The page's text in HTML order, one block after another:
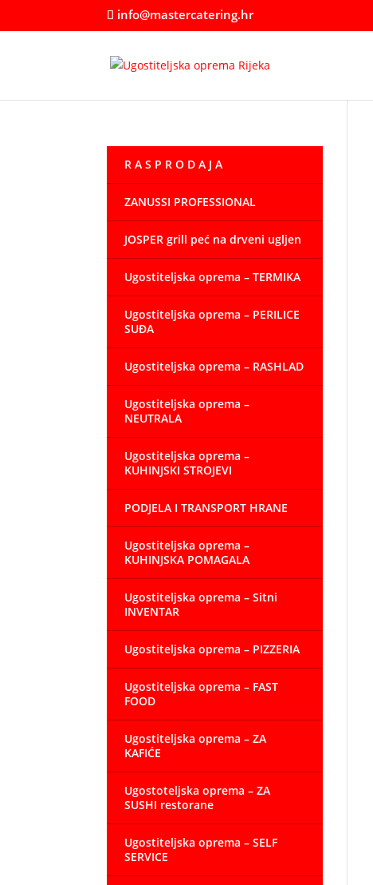
info@mastercatering.hr
R A S P R O D A J A
ZANUSSI PROFESSIONAL
JOSPER grill peć na drveni ugljen
Ugostiteljska oprema – TERMIKA
Ugostiteljska oprema – PERILICE
SUĐA
Ugostiteljska oprema – RASHLAD
Ugostiteljska oprema –
NEUTRALA
Ugostiteljska oprema –
KUHINJSKI STROJEVI
PODJELA I TRANSPORT HRANE
Ugostiteljska oprema –
KUHINJSKA POMAGALA
Ugostiteljska oprema – Sitni
INVENTAR
Ugostiteljska oprema – PIZZERIA
Ugostiteljska oprema – FAST
FOOD
Ugostiteljska oprema – ZA
KAFIĆE
Ugostoteljska oprema – ZA
SUSHI restorane
Ugostiteljska oprema – SELF
SERVICE